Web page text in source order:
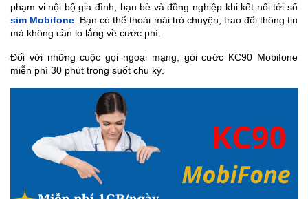
phạm vi nội bộ gia đình, bạn bè và đồng nghiệp khi kết nối tới số
sim Mobifone . Bạn có thể thoải mái trò chuyện, trao đổi thông tin
mà không cần lo lắng về cước phí.
Đối với những cuộc gọi ngoại mạng, gói cước KC90 Mobifone
miễn phí 30 phút trong suốt chu kỳ.